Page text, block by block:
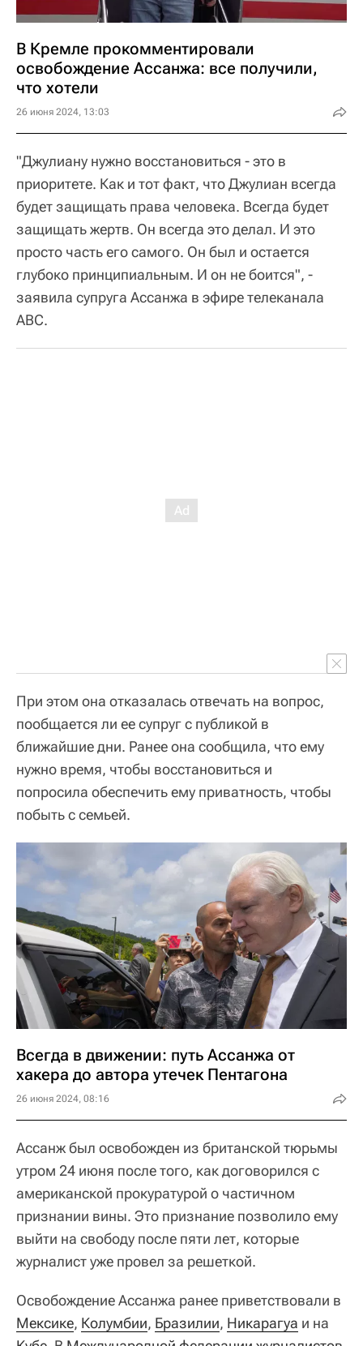
В Кремле прокомментировали
освобождение Ассанжа: все получили,
что хотели
26 июня 2024, 13:03
"Джулиану нужно восстановиться - это в
приоритете. Как и тот факт, что Джулиан всегда
будет защищать права человека. Всегда будет
защищать жертв. Он всегда это делал. И это
просто часть его самого. Он был и остается
глубоко принципиальным. И он не боится", -
заявила супруга Ассанжа в эфире телеканала
ABC.
При этом она отказалась отвечать на вопрос,
пообщается ли ее супруг с публикой в
ближайшие дни. Ранее она сообщила, что ему
нужно время, чтобы восстановиться и
попросила обеспечить ему приватность, чтобы
побыть с семьей.
Всегда в движении: путь Ассанжа от
хакера до автора утечек Пентагона
26 июня 2024, 08:16
Ассанж был освобожден из британской тюрьмы
утром 24 июня после того, как договорился с
американской прокуратурой о частичном
признании вины. Это признание позволило ему
выйти на свободу после пяти лет, которые
журналист уже провел за решеткой.
Освобождение Ассанжа ранее приветствовали в
Мексике, Колумбии, Бразилии, Никарагуа и на